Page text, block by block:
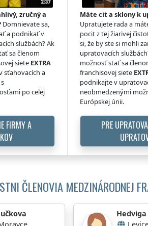
zručný a
Domnievate sa,
a podnikať v
službách? Ak
sa členom
siete EXTRA
sťahovacích a
po celej
FIRMY A
Máte cit a sklony k
Upratujete rada a
pocit z tej žiarivej
si, že by ste si mohli
upratovacích
možnosť stať sa
franchisovej siete
podnikajte v
neobmedzenými
Európskej únii.
PRE
ČLENOVIA MEDZINÁRODNEJ